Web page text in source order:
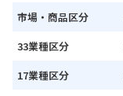
市場・商品区分
33業種区分
17業種区分